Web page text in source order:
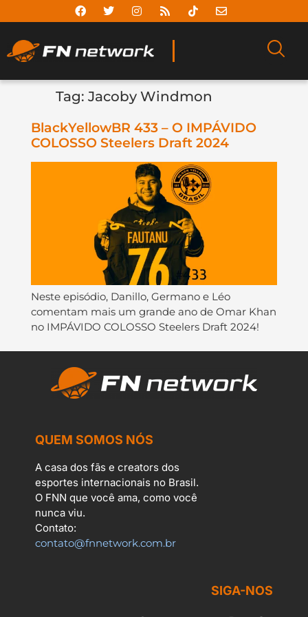
Tag: Jacoby Windmon
BlackYellowBR 433 – O IMPÁVIDO
COLOSSO Steelers Draft 2024
Neste episódio, Danillo, Germano e Léo
comentam mais um grande ano de Omar Khan
no IMPÁVIDO COLOSSO Steelers Draft 2024!
QUEM SOMOS NÓS
A casa dos fãs e creators dos
esportes internacionais no Brasil.
O FNN que você ama, como você
nunca viu.
Contato:
contato@fnnetwork.com.br
SIGA-NOS